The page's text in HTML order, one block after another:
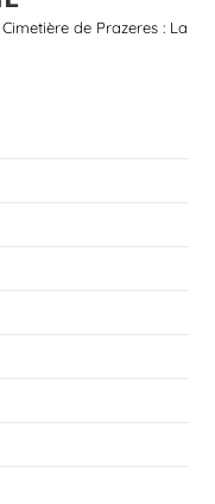
Cimetière de Prazeres : La